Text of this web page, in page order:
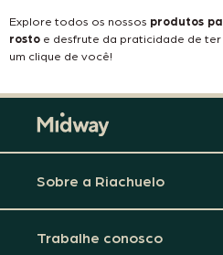
Explore todos os nossos produtos
rosto e desfrute da praticidade de
um clique de você!
Sobre a Riachuelo
Trabalhe conosco